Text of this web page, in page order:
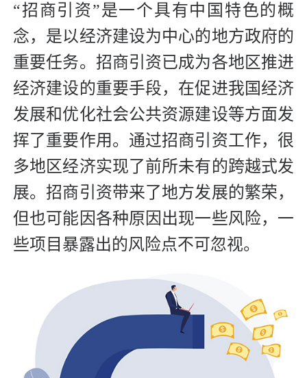
“招商引资”是一个具有中国特色的概
念，是以经济建设为中心的地方政府的
重要任务。招商引资已成为各地区推进
经济建设的重要手段，在促进我国经济
发展和优化社会公共资源建设等方面发
挥了重要作用。通过招商引资工作，很
多地区经济实现了前所未有的跨越式发
展。招商引资带来了地方发展的繁荣，
但也可能因各种原因出现一些风险，一
些项目暴露出的风险点不可忽视。